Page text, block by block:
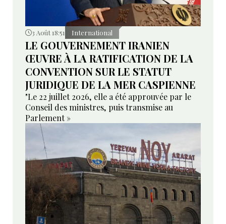
3 Août 18:51 International
LE GOUVERNEMENT IRANIEN
ŒUVRE À LA RATIFICATION DE LA
CONVENTION SUR LE STATUT
JURIDIQUE DE LA MER CASPIENNE
"Le 22 juillet 2026, elle a été approuvée par le
Conseil des ministres, puis transmise au
Parlement »